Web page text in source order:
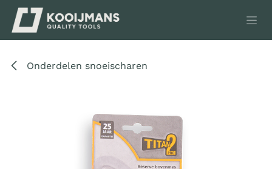
Overslaan naar inhoud
Onderdelen snoeischaren